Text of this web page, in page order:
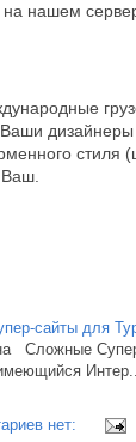
нашем
стиля
сайты для
Сложные
нет: